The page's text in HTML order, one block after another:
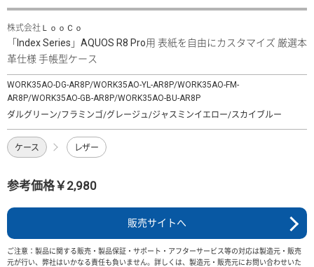
株式会社ＬｏｏＣｏ
「Index Series」AQUOS R8 Pro用 表紙を自由にカスタマイズ 厳選本
革仕様 手帳型ケース
WORK35AO-DG-AR8P/WORK35AO-YL-AR8P/WORK35AO-FM-
AR8P/WORK35AO-GB-AR8P/WORK35AO-BU-AR8P
ダルグリーン/フラミンゴ/グレージュ/ジャスミンイエロー/スカイブルー
ケース レザー
参考価格￥2,980
販売サイトへ
ご注意：製品に関する販売・製品保証・サポート・アフターサービス等の対応は製造元・販売
元が行い、弊社はいかなる責任も負いません。詳しくは、製造元・販売元にお問い合わせいた